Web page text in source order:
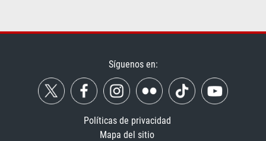
Síguenos en:
Políticas de privacidad
Mapa del sitio